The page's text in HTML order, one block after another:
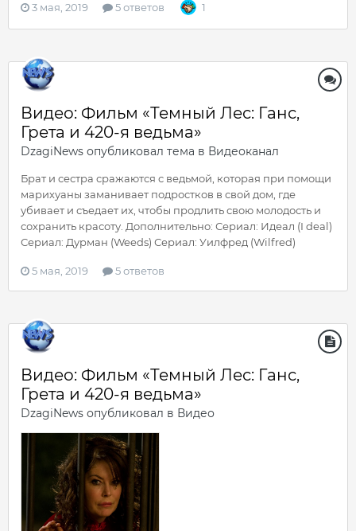
3 мая, 2019 5 ответов 1
Видео: Фильм «Темный Лес: Ганс,
Грета и 420-я ведьма»
DzagiNews опубликовал тема в Видеоканал
Брат и сестра сражаются с ведьмой, которая при помощи
марихуаны заманивает подростков в свой дом, где
убивает и съедает их, чтобы продлить свою молодость и
сохранить красоту. Дополнительно: Сериал: Идеал (I deal)
Сериал: Дурман (Weeds) Сериал: Уилфред (Wilfred)
5 мая, 2019 5 ответов
Видео: Фильм «Темный Лес: Ганс,
Грета и 420-я ведьма»
DzagiNews опубликовал в Видео